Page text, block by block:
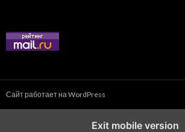
Сайт работает на WordPress
Exit mobile version